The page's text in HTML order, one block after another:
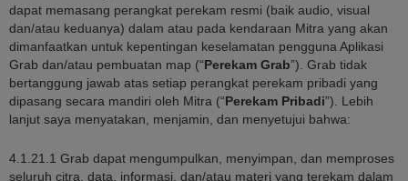
dapat memasang perangkat perekam resmi (baik audio, visual
dan/atau keduanya) dalam atau pada kendaraan Mitra yang akan
dimanfaatkan untuk kepentingan keselamatan pengguna Aplikasi
Grab dan/atau pembuatan map (“Perekam Grab”). Grab tidak
bertanggung jawab atas setiap perangkat perekam pribadi yang
dipasang secara mandiri oleh Mitra (“Perekam Pribadi”). Lebih
lanjut saya menyatakan, menjamin, dan menyetujui bahwa:
4.1.21.1 Grab dapat mengumpulkan, menyimpan, dan memproses
seluruh citra, data, informasi, dan/atau materi yang terekam dalam